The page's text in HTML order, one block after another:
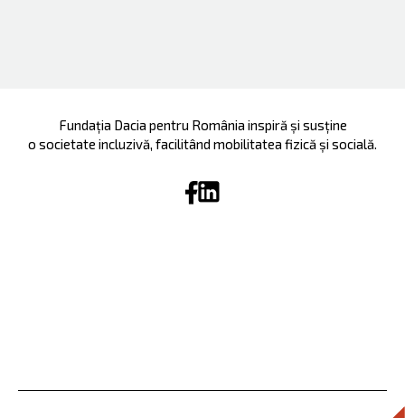
Fundația Dacia pentru România inspiră și susține
o societate incluzivă, facilitând mobilitatea fizică și socială.